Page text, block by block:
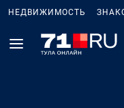
НЕДВИЖИМОСТЬ